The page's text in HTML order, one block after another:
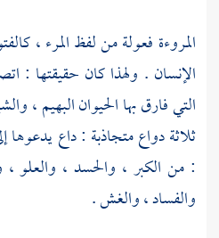
المروءة فعولة من لفظ المرء ،
الإنسان . ولهذا كان حقيقتها :
التي فارق بها الحيوان البهيم ،
ثلاثة دواع متجاذبة : داع
: من الكبر ، والحسد ، والعلو
والفساد ، والغش .